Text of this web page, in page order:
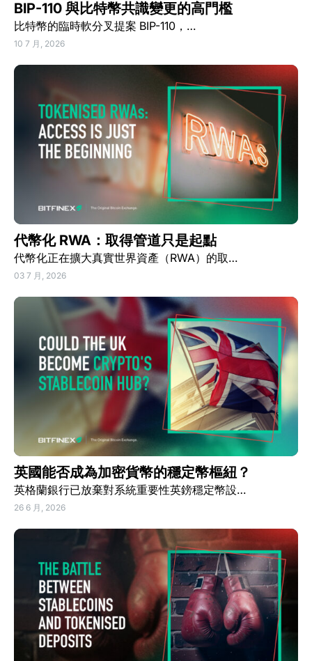
BIP-110 與比特幣共識變更的高門檻
比特幣的臨時軟分叉提案 BIP-110，…
10 7 月, 2026
代幣化 RWA：取得管道只是起點
代幣化正在擴大真實世界資產（RWA）的取…
03 7 月, 2026
英國能否成為加密貨幣的穩定幣樞紐？
英格蘭銀行已放棄對系統重要性英鎊穩定幣設…
26 6 月, 2026